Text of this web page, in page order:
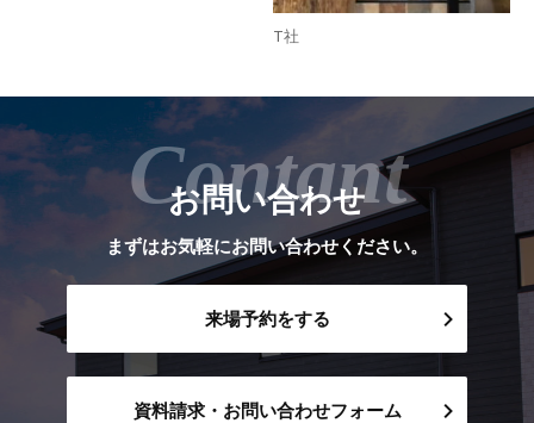
T社
お問い合わせ
まずはお気軽にお問い合わせください。
来場予約をする
資料請求・お問い合わせフォーム